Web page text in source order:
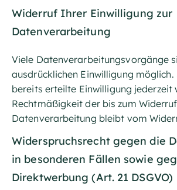
Widerruf Ihrer Einwilligung zur
Datenverarbeitung
Viele Datenverarbeitungsvorgänge
ausdrücklichen Einwilligung möglich.
bereits erteilte Einwilligung jederzeit
Rechtmäßigkeit der bis zum
Datenverarbeitung bleibt vom
Widerspruchsrecht gegen die
in besonderen Fällen sowie
Direktwerbung (Art. 21 DSGVO)